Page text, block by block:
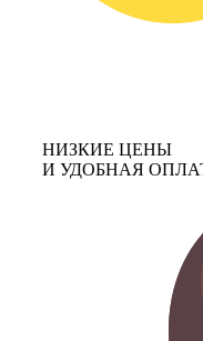
НИЗКИЕ ЦЕНЫ
И УДОБНАЯ